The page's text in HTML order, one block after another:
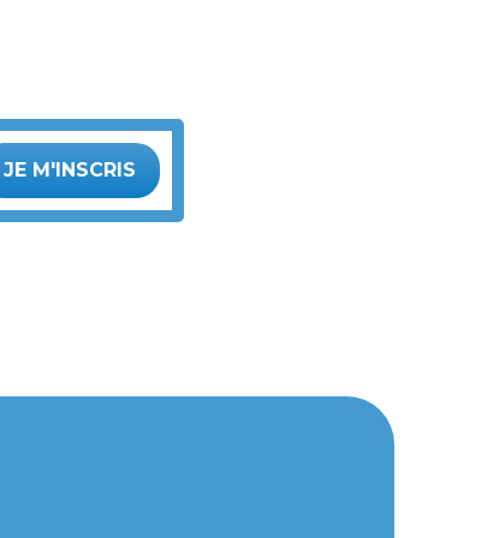
JE M'INSCRIS